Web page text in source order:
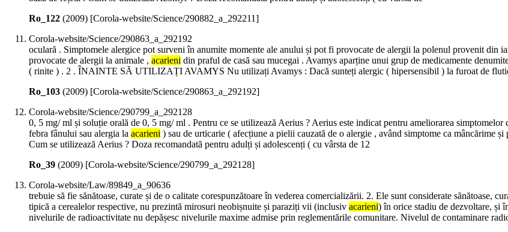
Ro_122 (2009) [Corola-website/Science/290882_a_292211]
Corola-website/Science/290863_a_292192
oculară . Simptomele alergice pot surveni în anumite momente ale anului și pot fi provocate de alergii la polenul provenit din
provocate de alergii la animale , acarieni din praful de casă sau mucegai . Avamys aparține unui grup de medicamente
( rinite ) . 2 . ÎNAINTE SĂ UTILIZAȚI AVAMYS Nu utilizați Avamys : Dacă sunteți alergic ( hipersensibil ) la furoat de
Ro_103 (2009) [Corola-website/Science/290863_a_292192]
Corola-website/Science/290799_a_292128
0, 5 mg/ ml și soluție orală de 0, 5 mg/ ml . Pentru ce se utilizează Aerius ? Aerius este indicat pentru ameliorarea
febra fânului sau alergia la acarieni ) sau de urticarie ( afecțiune a pielii cauzată de o alergie , având simptome ca mâncărime
Cum se utilizează Aerius ? Doza recomandată pentru adulți și adolescenți ( cu vârsta de 12
Ro_39 (2009) [Corola-website/Science/290799_a_292128]
Corola-website/Law/89849_a_90636
trebuie să fie sănătoase, curate și de o calitate corespunzătoare în vederea comercializării. 2. Ele sunt considerate sănătoase,
tipică a cerealelor respective, nu prezintă mirosuri neobișnuite și paraziți vii (inclusiv acarieni) în orice stadiu de dezvoltare, și
nivelurile de radioactivitate nu depășesc nivelurile maxime admise prin reglementările comunitare. Nivelul de contaminare